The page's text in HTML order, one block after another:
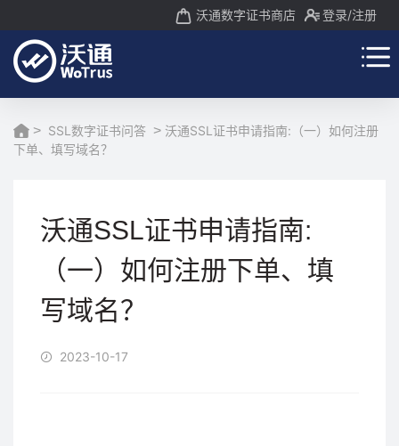
沃通数字证书商店 登录/注册
> SSL数字证书问答 > 沃通SSL证书申请指南:（一）如何注册
下单、填写域名？
沃通SSL证书申请指南:
（一）如何注册下单、填
写域名？
2023-10-17